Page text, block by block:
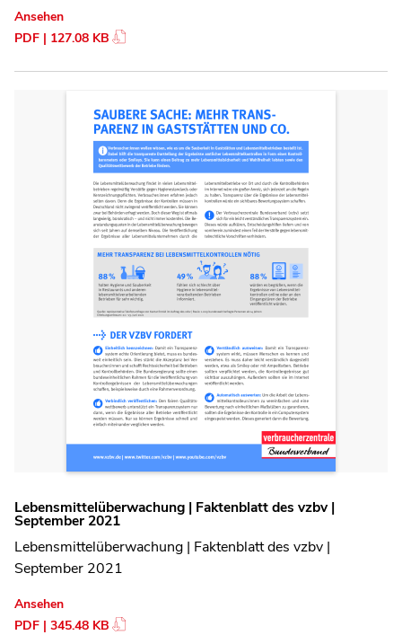
Ansehen
PDF | 127.08 KB
Lebensmittelüberwachung | Faktenblatt des vzbv |
September 2021
Lebensmittelüberwachung | Faktenblatt des vzbv |
September 2021
Ansehen
PDF | 345.48 KB